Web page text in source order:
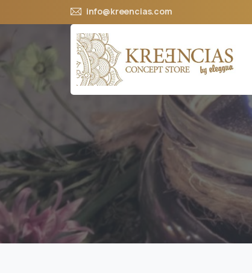
info@kreencias.com